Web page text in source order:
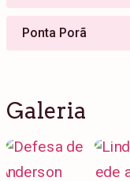
Ponta Porã
Galeria